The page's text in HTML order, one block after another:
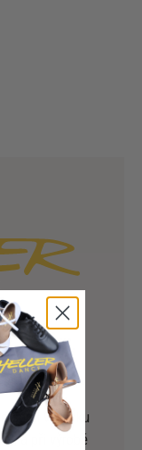
sami v Česku
a při výrobě